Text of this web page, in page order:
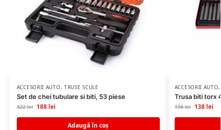
ACCESORII AUTO, TRUSE SCULE
Set de chei tubulare si biti, 53 piese
322lei 188 lei
Adaugă în coș
ACCESORII AUTO
Trusa biti torx
196lei 138 lei